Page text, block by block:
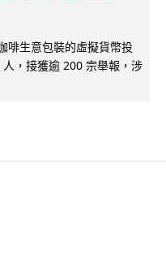
啡生意包裝的虛擬貨幣投
，接獲逾 200 宗舉報，涉